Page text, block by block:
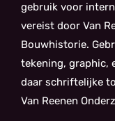
gebruik voor
vereist door Van
Bouwhistorie.
tekening, graphic,
daar schriftelijke
Van Reenen